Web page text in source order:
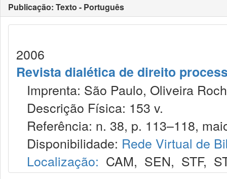
Publicação: Texto - Português
2006
Revista dialética de direito
Imprenta: São Paulo, Oliveira
Descrição Física: 153 v.
Referência: n. 38, p. 113–118,
Disponibilidade: Rede Virtual de
Localização: CAM, SEN, STF,